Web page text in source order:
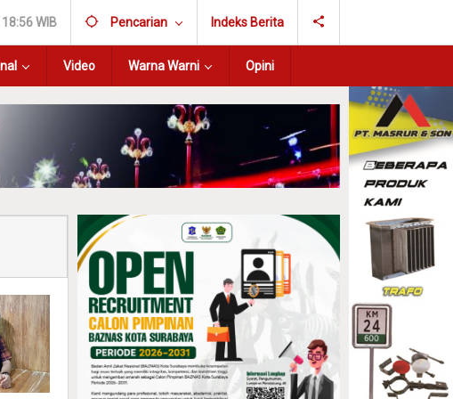
WIB Pencarian Indeks Berita
Video Warna Warni Opini